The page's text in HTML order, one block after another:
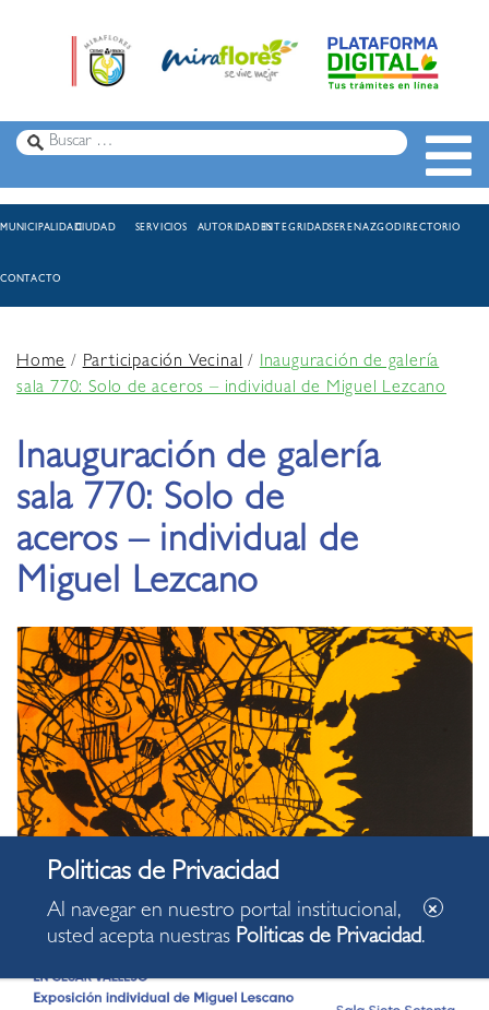
MUNICIPALIDADCIUDAD SERVICIOS AUTORIDADESINTEGRIDADSERENAZGODIRECTORIO
CONTACTO
Home/Participación Vecinal/Inauguración de galería
sala 770: Solo de aceros – individual de Miguel Lezcano
Inauguración de galería
sala 770: Solo de
aceros – individual de
Miguel Lezcano
Al navegar en nuestro portal institucional,
usted acepta nuestras Politicas de Privacidad.